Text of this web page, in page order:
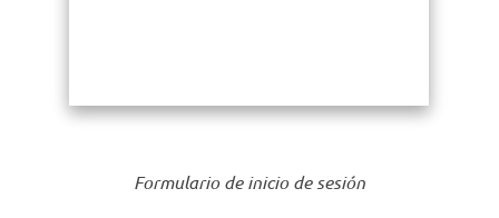
Formulario de inicio de sesión